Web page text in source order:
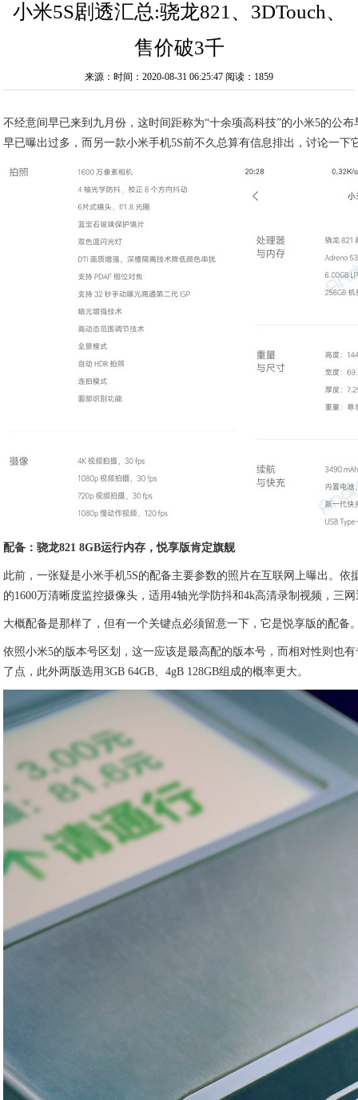
小米5S剧透汇总:骁龙821、3DTouch、
售价破3千
来源：时间：2020-08-31 06:25:47 阅读：1859
不经意间早已来到九月份，这时间距称为“十余项高科技”的小米5的公
早已曝出过多，而另一款小米手机5S前不久总算有信息排出，讨论一下
配备：骁龙821 8GB运行内存，悦享版肯定旗舰
此前，一张疑是小米手机5S的配备主要参数的照片在互联网上曝出。依
的1600万清晰度监控摄像头，适用4轴光学防抖和4k高清录制视频，三
大概配备是那样了，但有一个关键点必须留意一下，它是悦享版的配备
依照小米5的版本号区划，这一应该是最高配的版本号，而相对性则也
了点，此外两版选用3GB 64GB、4gB 128GB组成的概率更大。